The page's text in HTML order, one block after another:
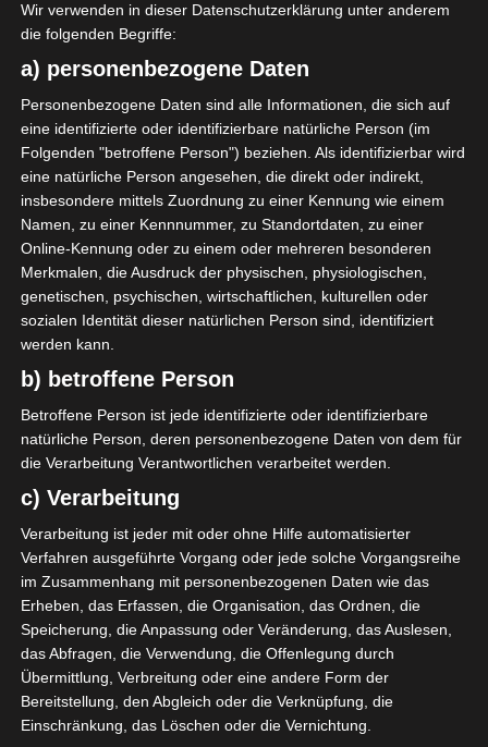
Wir feiern bald eine Party,
YEAH!
Das Motiv der Karte
spiegelt unsere Tischdeko
„Rustic Boho Chic“ wieder,
mit dunkelroten Blüten,
goldenen Elementen,
Fasanenfedern und
Holzbaumscheiben. Die
Karten kann man
individuell mit einer Samt-
umwickeln.
Wir verwenden in dieser Datenschutzerklärung unter anderem
die folgenden Begriffe:
a) personenbezogene Daten
Personenbezogene Daten sind alle Informationen, die sich auf
eine identifizierte oder identifizierbare natürliche Person (im
Folgenden "betroffene Person") beziehen. Als identifizierbar wird
eine natürliche Person angesehen, die direkt oder indirekt,
insbesondere mittels Zuordnung zu einer Kennung wie einem
Namen, zu einer Kennnummer, zu Standortdaten, zu einer
Online-Kennung oder zu einem oder mehreren besonderen
Merkmalen, die Ausdruck der physischen, physiologischen,
genetischen, psychischen, wirtschaftlichen, kulturellen oder
sozialen Identität dieser natürlichen Person sind, identifiziert
werden kann.
b) betroffene Person
Betroffene Person ist jede identifizierte oder identifizierbare
natürliche Person, deren personenbezogene Daten von dem für
die Verarbeitung Verantwortlichen verarbeitet werden.
c) Verarbeitung
Verarbeitung ist jeder mit oder ohne Hilfe automatisierter
Verfahren ausgeführte Vorgang oder jede solche Vorgangsreihe
im Zusammenhang mit personenbezogenen Daten wie das
Erheben, das Erfassen, die Organisation, das Ordnen, die
Speicherung, die Anpassung oder Veränderung, das Auslesen,
das Abfragen, die Verwendung, die Offenlegung durch
Übermittlung, Verbreitung oder eine andere Form der
Bereitstellung, den Abgleich oder die Verknüpfung, die
Einschränkung, das Löschen oder die Vernichtung.